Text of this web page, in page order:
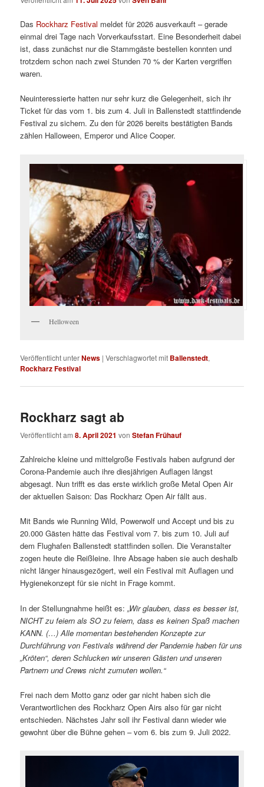
Das Rockharz Festival meldet für 2026 ausverkauft – gerade
einmal drei Tage nach Vorverkaufsstart. Eine Besonderheit dabei
ist, dass zunächst nur die Stammgäste bestellen konnten und
trotzdem schon nach zwei Stunden 70 % der Karten vergriffen
waren.
Neuinteressierte hatten nur sehr kurz die Gelegenheit, sich ihr
Ticket für das vom 1. bis zum 4. Juli in Ballenstedt stattfindende
Festival zu sichern. Zu den für 2026 bereits bestätigten Bands
zählen Halloween, Emperor und Alice Cooper.
Helloween
Veröffentlicht unterNews |Verschlagwortet mit Ballenstedt,
Rockharz Festival
Rockharz sagt ab
Veröffentlicht am8. April 2021 vonStefan Frühauf
Zahlreiche kleine und mittelgroße Festivals haben aufgrund der
Corona-Pandemie auch ihre diesjährigen Auflagen längst
abgesagt. Nun trifft es das erste wirklich große Metal Open Air
der aktuellen Saison: Das Rockharz Open Air fällt aus.
Mit Bands wie Running Wild, Powerwolf und Accept und bis zu
20.000 Gästen hätte das Festival vom 7. bis zum 10. Juli auf
dem Flughafen Ballenstedt stattfinden sollen. Die Veranstalter
zogen heute die Reißleine. Ihre Absage haben sie auch deshalb
nicht länger hinausgezögert, weil ein Festival mit Auflagen und
Hygienekonzept für sie nicht in Frage kommt.
In der Stellungnahme heißt es:„Wir glauben, dass es besser ist,
NICHT zu feiern als SO zu feiern, dass es keinen Spaß machen
KANN. (…) Alle momentan bestehenden Konzepte zur
Durchführung von Festivals während der Pandemie haben für uns
„Kröten“, deren Schlucken wir unseren Gästen und unseren
Partnern und Crews nicht zumuten wollen.“
Frei nach dem Motto ganz oder gar nicht haben sich die
Verantwortlichen des Rockharz Open Airs also für gar nicht
entschieden. Nächstes Jahr soll ihr Festival dann wieder wie
gewohnt über die Bühne gehen – vom 6. bis zum 9. Juli 2022.